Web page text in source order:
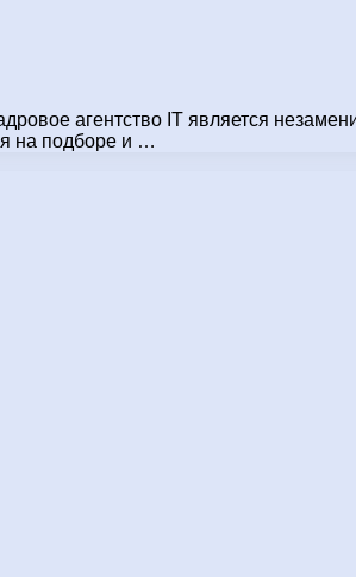
агентство IT является
на подборе и …